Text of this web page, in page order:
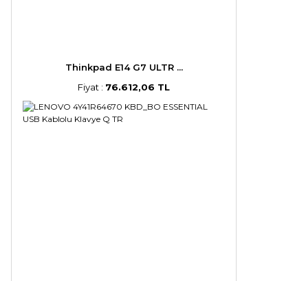
Thinkpad E14 G7 ULTR ...
Fiyat : 76.612,06 TL